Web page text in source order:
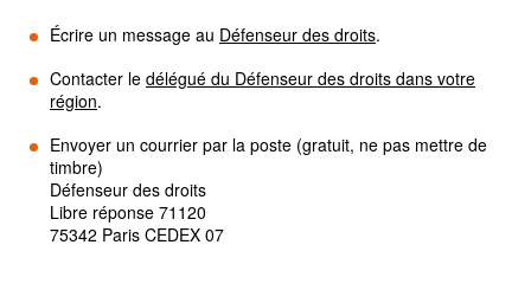
Écrire un message au Défenseur des droits.
Contacter le délégué du Défenseur des droits dans votre
région.
Envoyer un courrier par la poste (gratuit, ne pas mettre de
timbre)
Défenseur des droits
Libre réponse 71120
75342 Paris CEDEX 07